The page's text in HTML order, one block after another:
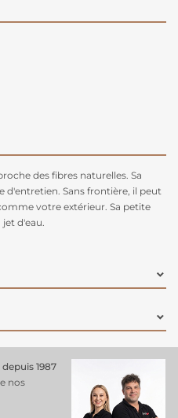
des fibres naturelles. Sa
d'entretien. Sans frontière, il peut
votre extérieur. Sa petite
d'eau.
1987
nos